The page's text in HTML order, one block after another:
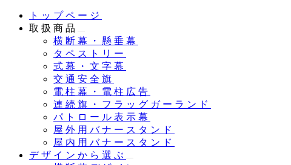
トップページ
取扱商品
横断幕・懸垂幕
タペストリー
式幕・文字幕
交通安全旗
電柱幕・電柱広告
連続旗・フラッグガーランド
パトロール表示幕
屋外用バナースタンド
屋内用バナースタンド
デザインから選ぶ